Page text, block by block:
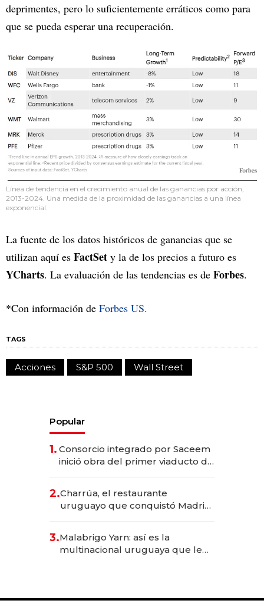
deprimentes, pero lo suficientemente erráticos como para
que se pueda esperar una recuperación.
Línea de tendencia en el crecimiento anual de las ganancias por acción,
2013-2024. Una medida de la proximidad de las ganancias a una línea
exponencial.
La fuente de los datos históricos de ganancias que se
utilizan aquí es FactSet y la de los precios a futuro es
YCharts. La evaluación de las tendencias es de Forbes.
*Con información de Forbes US.
TAGS
Acciones S&P 500 Wall Street
Popular
1. Consorcio integrado por Saceem
inició obra del primer viaducto de
millones
2.Charrúa, el restaurante
uruguayo que conquistó Madrid:
anticipación y prepara apertura
3.Malabrigo Yarn: así es la
multinacional uruguaya que le